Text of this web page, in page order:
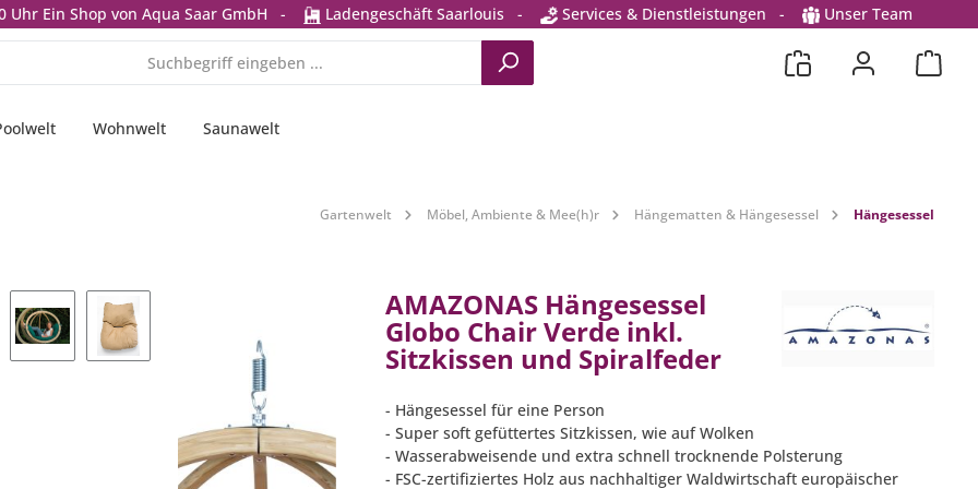
Uhr Ein Shop von Aqua Saar GmbH - Ladengeschäft Saarlouis - Services & Dienstleistungen - Unser Team
Wohnwelt Saunawelt
Gartenwelt Möbel, Ambiente & Mee(h)r Hängematten & Hängesessel Hängesessel
AMAZONAS Hängesessel
Globo Chair Verde inkl.
Sitzkissen und Spiralfeder
- Hängesessel für eine Person
- Super soft gefüttertes Sitzkissen, wie auf Wolken
- Wasserabweisende und extra schnell trocknende Polsterung
- FSC-zertifiziertes Holz aus nachhaltiger Waldwirtschaft europäischer